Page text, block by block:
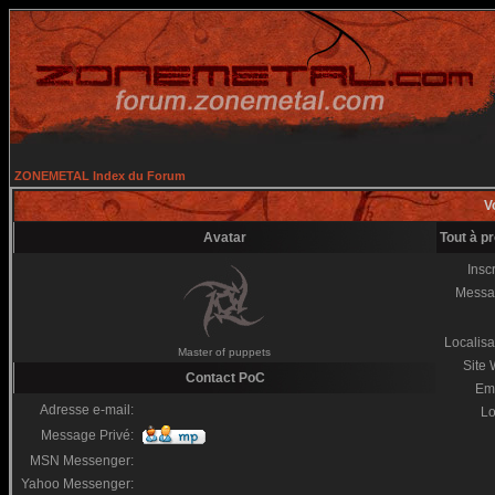
ZONEMETAL Index du Forum
Avatar Tout à
Master of puppets
Site
Contact PoC
Adresse e-mail:
Message Privé:
MSN Messenger:
Yahoo Messenger: